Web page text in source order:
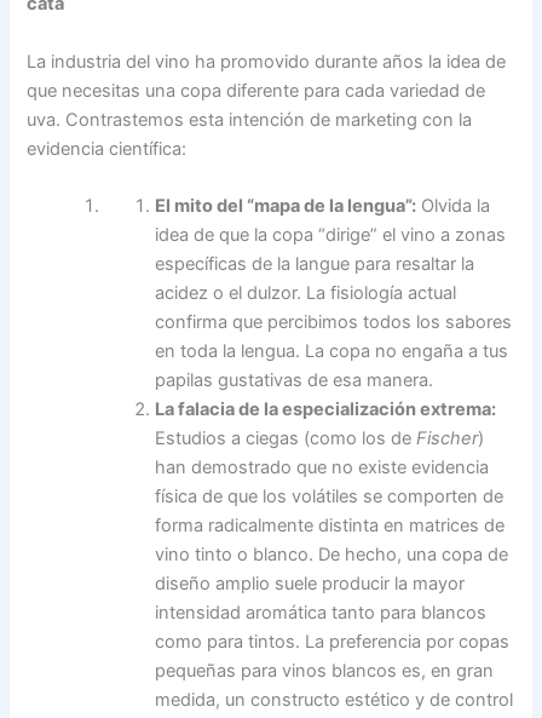
La industria del vino ha promovido durante años la idea de
que necesitas una copa diferente para cada variedad de
uva. Contrastemos esta intención de marketing con la
evidencia científica:
El mito del “mapa de la lengua”: Olvida la
idea de que la copa “dirige” el vino a zonas
específicas de la langue para resaltar la
acidez o el dulzor. La fisiología actual
confirma que percibimos todos los sabores
en toda la lengua. La copa no engaña a tus
papilas gustativas de esa manera.
La falacia de la especialización extrema:
Estudios a ciegas (como los deFischer)
han demostrado que no existe evidencia
física de que los volátiles se comporten de
forma radicalmente distinta en matrices de
vino tinto o blanco. De hecho, una copa de
diseño amplio suele producir la mayor
intensidad aromática tanto para blancos
como para tintos. La preferencia por copas
pequeñas para vinos blancos es, en gran
medida, un constructo estético y de control